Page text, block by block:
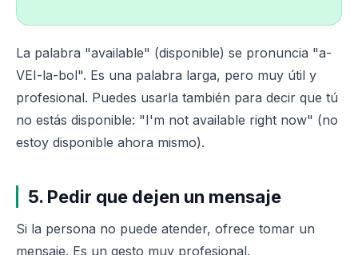
La palabra "available" (disponible) se pronuncia "a-
VEI-la-bol". Es una palabra larga, pero muy útil y
profesional. Puedes usarla también para decir que tú
no estás disponible: "I'm not available right now" (no
estoy disponible ahora mismo).
5. Pedir que dejen un mensaje
Si la persona no puede atender, ofrece tomar un
mensaje. Es un gesto muy profesional.